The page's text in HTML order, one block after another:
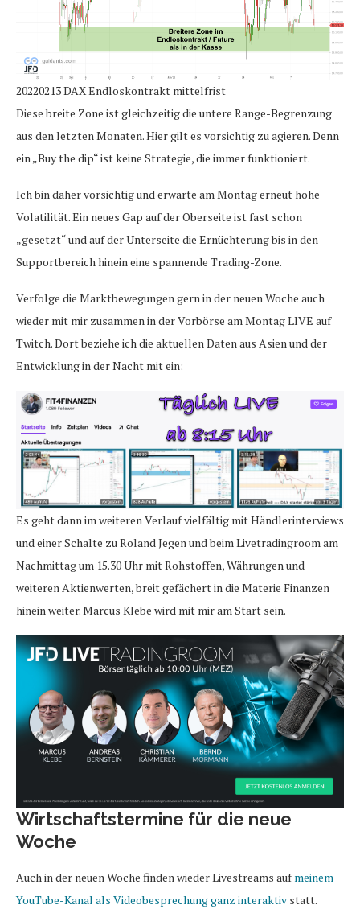
20220213 DAX Endloskontrakt mittelfrist
Diese breite Zone ist gleichzeitig die untere Range-Begrenzung
aus den letzten Monaten. Hier gilt es vorsichtig zu agieren. Denn
ein „Buy the dip“ ist keine Strategie, die immer funktioniert.
Ich bin daher vorsichtig und erwarte am Montag erneut hohe
Volatilität. Ein neues Gap auf der Oberseite ist fast schon
„gesetzt“ und auf der Unterseite die Ernüchterung bis in den
Supportbereich hinein eine spannende Trading-Zone.
Verfolge die Marktbewegungen gern in der neuen Woche auch
wieder mit mir zusammen in der Vorbörse am Montag LIVE auf
Twitch. Dort beziehe ich die aktuellen Daten aus Asien und der
Entwicklung in der Nacht mit ein:
Es geht dann im weiteren Verlauf vielfältig mit Händlerinterviews
und einer Schalte zu Roland Jegen und beim Livetradingroom am
Nachmittag um 15.30 Uhr mit Rohstoffen, Währungen und
weiteren Aktienwerten, breit gefächert in die Materie Finanzen
hinein weiter. Marcus Klebe wird mit mir am Start sein.
Wirtschaftstermine für die neue
Woche
Auch in der neuen Woche finden wieder Livestreams aufmeinem
YouTube-Kanal als Videobesprechung ganz interaktivstatt.